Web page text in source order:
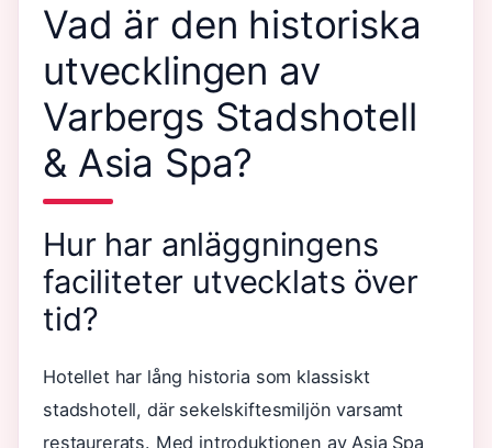
Vad är den historiska
utvecklingen av
Varbergs Stadshotell
& Asia Spa?
Hur har anläggningens
faciliteter utvecklats över
tid?
Hotellet har lång historia som klassiskt
stadshotell, där sekelskiftesmiljön varsamt
restaurerats. Med introduktionen av Asia Spa